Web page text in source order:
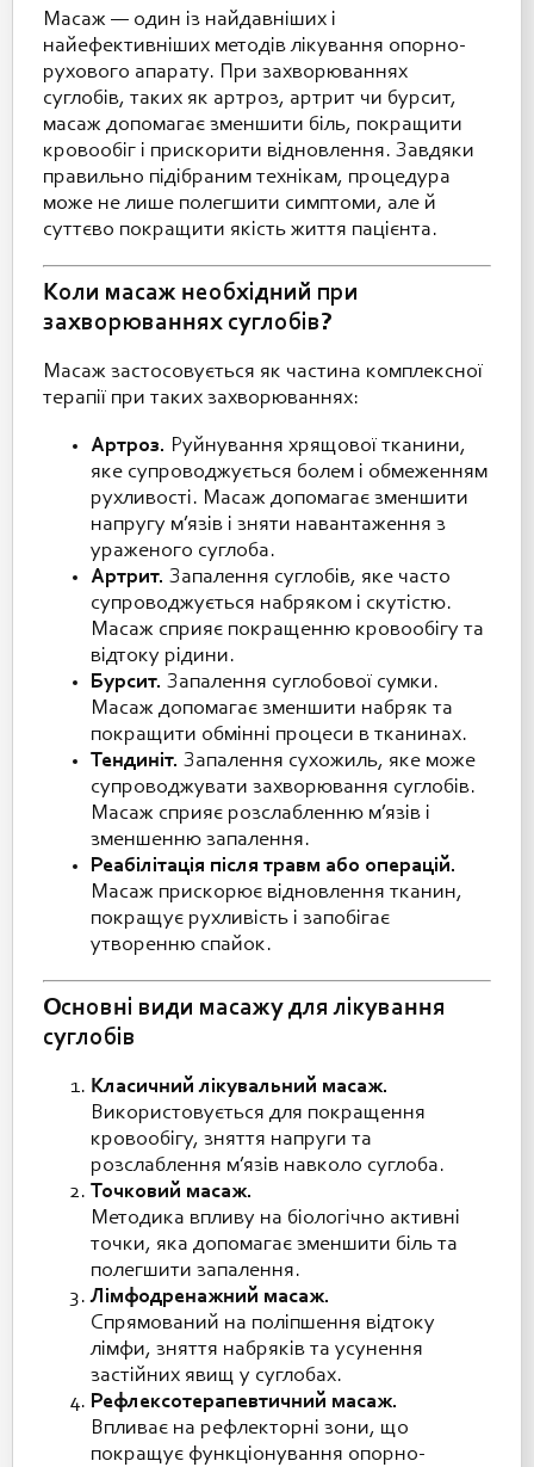
Масаж — один із найдавніших і
найефективніших методів лікування опорно-
рухового апарату. При захворюваннях
суглобів, таких як артроз, артрит чи бурсит,
масаж допомагає зменшити біль, покращити
кровообіг і прискорити відновлення. Завдяки
правильно підібраним технікам, процедура
може не лише полегшити симптоми, але й
суттєво покращити якість життя пацієнта.
Коли масаж необхідний при
захворюваннях суглобів?
Масаж застосовується як частина комплексної
терапії при таких захворюваннях:
Артроз. Руйнування хрящової тканини,
яке супроводжується болем і обмеженням
рухливості. Масаж допомагає зменшити
напругу м’язів і зняти навантаження з
ураженого суглоба.
Артрит. Запалення суглобів, яке часто
супроводжується набряком і скутістю.
Масаж сприяє покращенню кровообігу та
відтоку рідини.
Бурсит. Запалення суглобової сумки.
Масаж допомагає зменшити набряк та
покращити обмінні процеси в тканинах.
Тендиніт. Запалення сухожиль, яке може
супроводжувати захворювання суглобів.
Масаж сприяє розслабленню м’язів і
зменшенню запалення.
Реабілітація після травм або операцій.
Масаж прискорює відновлення тканин,
покращує рухливість і запобігає
утворенню спайок.
Основні види масажу для лікування
суглобів
Класичний лікувальний масаж.
Використовується для покращення
кровообігу, зняття напруги та
розслаблення м’язів навколо суглоба.
Точковий масаж.
Методика впливу на біологічно активні
точки, яка допомагає зменшити біль та
полегшити запалення.
Лімфодренажний масаж.
Спрямований на поліпшення відтоку
лімфи, зняття набряків та усунення
застійних явищ у суглобах.
Рефлексотерапевтичний масаж.
Впливає на рефлекторні зони, що
покращує функціонування опорно-